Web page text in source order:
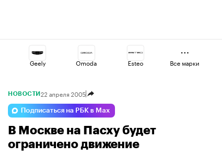
Geely Omoda Esteo
Voyah Jaecoo
Haval Lada Volga
Все марки
НОВОСТИ 22 апреля 2005
Подписаться на РБК в Max
В Москве на Пасху будет
ограничено движение